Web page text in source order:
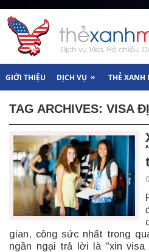
GIỚI THIỆU DỊCH VỤ » THẺ XANH
TAG ARCHIVES: VISA
gian, công sức nhất trong
ngần ngại trả lời là “xin